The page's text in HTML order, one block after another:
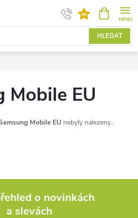
HLEDAT
NÁKUPNÍ
KOŠÍK
Mobile EU
Mobile EU nebyly nalezeny...
o novinkách
a slevách